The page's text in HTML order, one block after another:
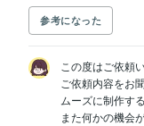
参考になった
この度はご依頼
ご依頼内容をお
ムーズに制作す
また何かの機会